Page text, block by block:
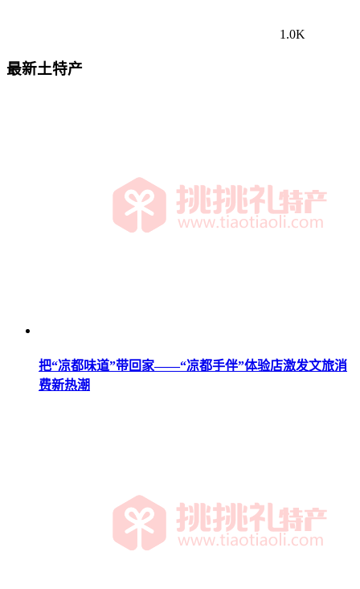
1.0K
最新土特产
把“凉都味道”带回家——“凉都手伴”体验店激发文旅消
费新热潮